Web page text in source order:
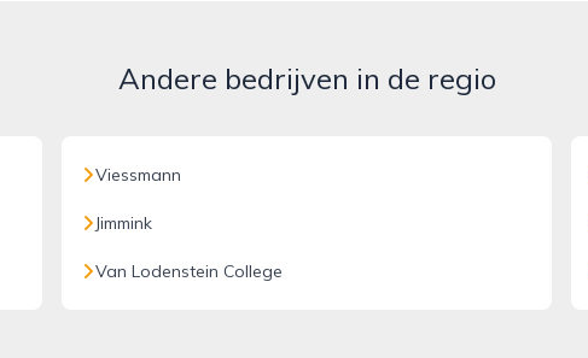
Andere bedrijven in de regio
Viessmann
Jimmink
Van Lodenstein College